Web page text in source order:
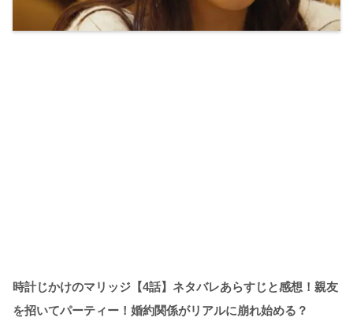
時計じかけのマリッジ【4話】ネタバレあらすじと感想！親友
を招いてパーティー！婚約関係がリアルに崩れ始める？